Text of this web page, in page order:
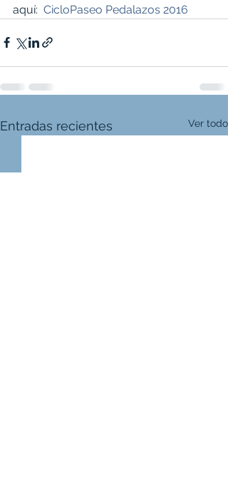
aquí: CicloPaseo Pedalazos 2016
Entradas recientes Ver todo